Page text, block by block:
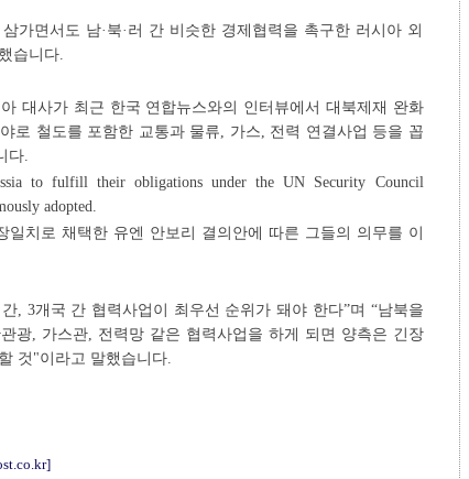
가면서도 남·북·러 간 비슷한 경제협력을 촉구한 러시아 외
습니다.
대사가 최근 한국 연합뉴스와의 인터뷰에서 대북제재 완화
로 철도를 포함한 교통과 물류, 가스, 전력 연결사업 등을 꼽
다.
to fulfill their obligations under the UN Security Council
adopted.
치로 채택한 유엔 안보리 결의안에 따른 그들의 의무를 이
, 3개국 간 협력사업이 최우선 순위가 돼야 한다”며 “남북을
광, 가스관, 전력망 같은 협력사업을 하게 되면 양측은 긴장
것"이라고 말했습니다.